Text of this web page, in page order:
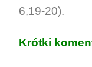
6,19-20).
Krótki